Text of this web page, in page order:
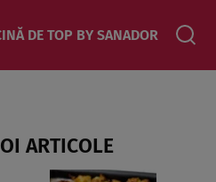
DE TOP BY SANADOR
ARTICOLE